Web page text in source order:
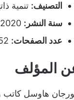
التصنيف: تنمية
سنة النشر:
عدد الصفحات:
المؤلف
هاوسل